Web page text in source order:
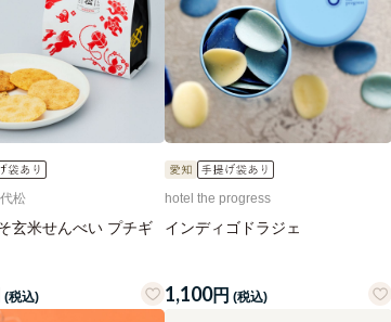
松
玄米せんべい プチギ
(税込)
hotel the progress
インディゴドラジェ
1,100円 (税込)